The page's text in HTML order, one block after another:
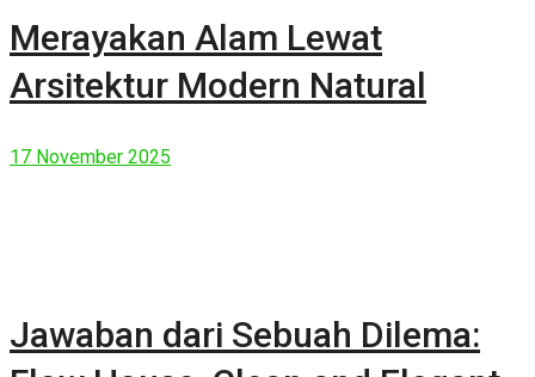
Merayakan Alam Lewat
Arsitektur Modern Natural
17 November 2025
Jawaban dari Sebuah Dilema: